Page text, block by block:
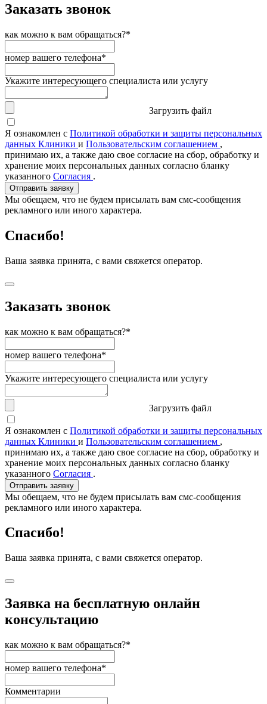
Заказать звонок
как можно к вам обращаться?*
номер вашего телефона*
Укажите интересующего специалиста или услугу
Загрузить файл
Я ознакомлен с Политикой обработки и защиты персональных
данных Клиники и Пользовательским соглашением ,
принимаю их, а также даю свое согласие на сбор, обработку и
хранение моих персональных данных согласно бланку
указанного Согласия .
Отправить заявку
Мы обещаем, что не будем присылать вам смс-сообщения
рекламного или иного характера.
Спасибо!
Ваша заявка принята, с вами свяжется оператор.
Заказать звонок
как можно к вам обращаться?*
номер вашего телефона*
Укажите интересующего специалиста или услугу
Загрузить файл
Я ознакомлен с Политикой обработки и защиты персональных
данных Клиники и Пользовательским соглашением ,
принимаю их, а также даю свое согласие на сбор, обработку и
хранение моих персональных данных согласно бланку
указанного Согласия .
Отправить заявку
Мы обещаем, что не будем присылать вам смс-сообщения
рекламного или иного характера.
Спасибо!
Ваша заявка принята, с вами свяжется оператор.
Заявка на бесплатную онлайн
консультацию
как можно к вам обращаться?*
номер вашего телефона*
Комментарии